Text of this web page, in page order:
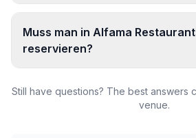
Segredo D'Alfama
Taverna das Marias
Típica de Alfama
Muss man in Alfama
reservieren?
Taverna das Marias Velha
Still have questions? The best answers
venue.